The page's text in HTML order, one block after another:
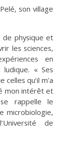
son village
physique et
les sciences,
en
« Ses
qu’il m’a
mon intérêt et
rappelle le
microbiologie,
de